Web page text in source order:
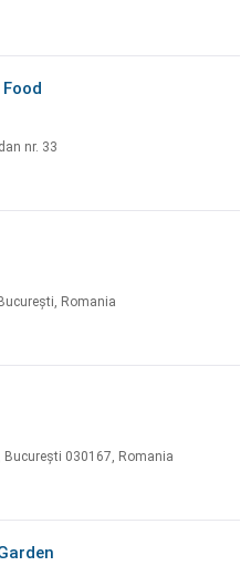
nr. 33
Romania
București 030167, Romania